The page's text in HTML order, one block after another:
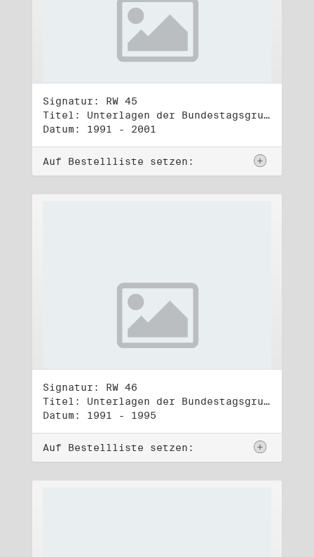
Signatur: RW 45
Titel: Unterlagen der Bundestagsgruppe und -fraktion Bündnis 90/Die Grünen (1)
Datum: 1991 - 2001
Auf Bestellliste setzen:
Signatur: RW 46
Titel: Unterlagen der Bundestagsgruppe und -fraktion Bündnis 90/Die Grünen (2)
Datum: 1991 - 1995
Auf Bestellliste setzen: